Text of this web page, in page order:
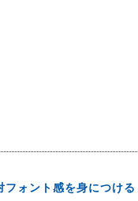
ォント感を身につける